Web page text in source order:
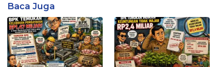
Baca Juga